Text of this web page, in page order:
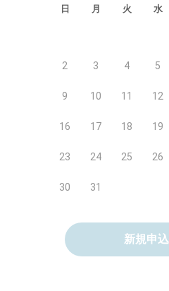
日 月 火 水
2 3 4 5
9 10 11 12
16 17 18 19
23 24 25 26
30 31
新規申